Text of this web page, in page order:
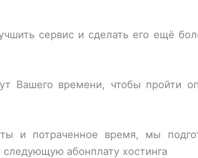
сервис и сделать его ещё
Вашего времени, чтобы пройти
и потраченное время, мы
абонплату хостинга